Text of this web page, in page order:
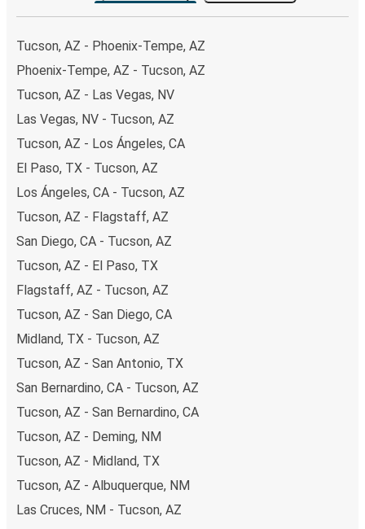
Tucson, AZ - Phoenix-Tempe, AZ
Phoenix-Tempe, AZ - Tucson, AZ
Tucson, AZ - Las Vegas, NV
Las Vegas, NV - Tucson, AZ
Tucson, AZ - Los Ángeles, CA
El Paso, TX - Tucson, AZ
Los Ángeles, CA - Tucson, AZ
Tucson, AZ - Flagstaff, AZ
San Diego, CA - Tucson, AZ
Tucson, AZ - El Paso, TX
Flagstaff, AZ - Tucson, AZ
Tucson, AZ - San Diego, CA
Midland, TX - Tucson, AZ
Tucson, AZ - San Antonio, TX
San Bernardino, CA - Tucson, AZ
Tucson, AZ - San Bernardino, CA
Tucson, AZ - Deming, NM
Tucson, AZ - Midland, TX
Tucson, AZ - Albuquerque, NM
Las Cruces, NM - Tucson, AZ